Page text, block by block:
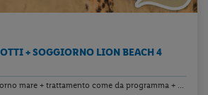
+ SOGGIORNO LION BEACH 4
mare + trattamento come da programma + ...